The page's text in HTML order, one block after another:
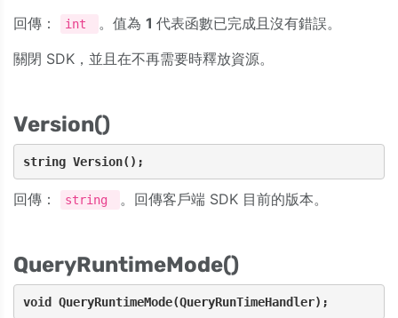
回傳： int 。值為 1 代表函數已完成且沒有錯誤。
關閉 SDK，並且在不再需要時釋放資源。
Version()
string Version();
回傳： string 。回傳客戶端 SDK 目前的版本。
QueryRuntimeMode()
void QueryRuntimeMode(QueryRunTimeHandler);